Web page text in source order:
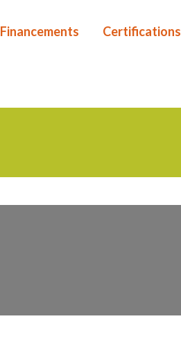
Financements Certifications